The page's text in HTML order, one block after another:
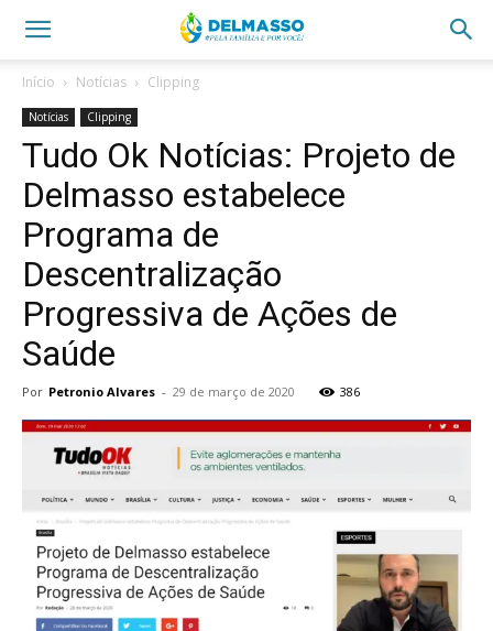
Início Notícias Clipping
Notícias Clipping
Tudo Ok Notícias: Projeto de
Delmasso estabelece
Programa de
Descentralização
Progressiva de Ações de
Saúde
Por Petronio Alvares - 29 de março de 2020 386